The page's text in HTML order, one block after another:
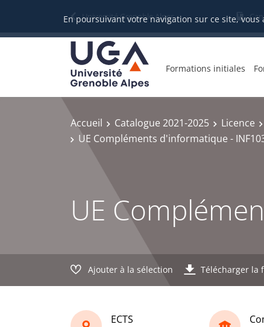
En poursuivant votre navigation sur ce site,
Université Grenoble Alpes
Formations initiales
Accueil Catalogue 2021-2025 Licence
UE Compléments d'informatique -
UE
Ajouter à la sélection Télécharger la
ECTS